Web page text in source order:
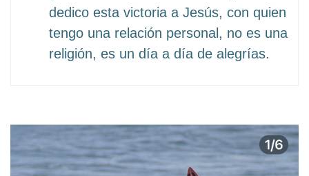
dedico esta victoria a Jesús, con quien
tengo una relación personal, no es una
religión, es un día a día de alegrías.